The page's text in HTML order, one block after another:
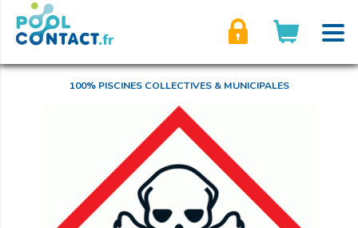
100% PISCINES COLLECTIVES & MUNICIPALES